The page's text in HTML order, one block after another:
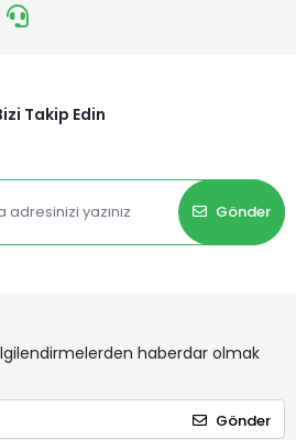
Takip Edin
Gönder
haberdar olmak
Gönder